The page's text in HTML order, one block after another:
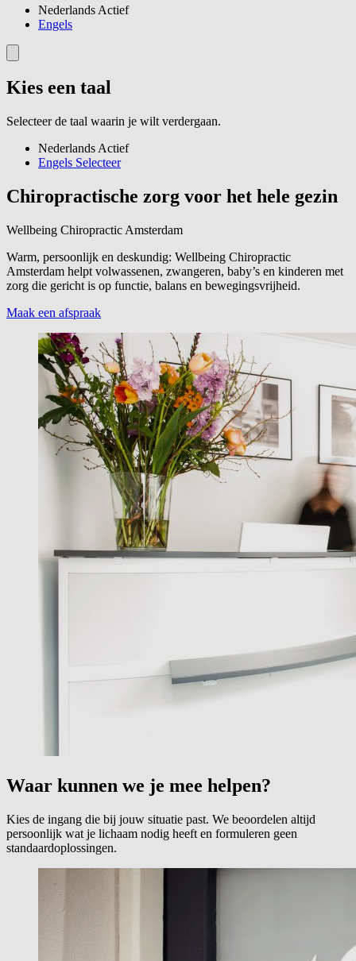
Nederlands Actief
Engels
Kies een taal
Selecteer de taal waarin je wilt verdergaan.
Nederlands Actief
Engels Selecteer
Chiropractische zorg voor het hele gezin
Wellbeing Chiropractic Amsterdam
Warm, persoonlijk en deskundig: Wellbeing Chiropractic
Amsterdam helpt volwassenen, zwangeren, baby’s en kinderen met
zorg die gericht is op functie, balans en bewegingsvrijheid.
Maak een afspraak
Waar kunnen we je mee helpen?
Kies de ingang die bij jouw situatie past. We beoordelen altijd
persoonlijk wat je lichaam nodig heeft en formuleren geen
standaardoplossingen.